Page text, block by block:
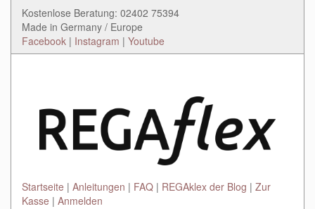
Kostenlose Beratung: 02402 75394
Made in Germany / Europe
Facebook | Instagram | Youtube
Startseite Anleitungen FAQ REGAklex der Blog
Zur
Kasse
Anmelden